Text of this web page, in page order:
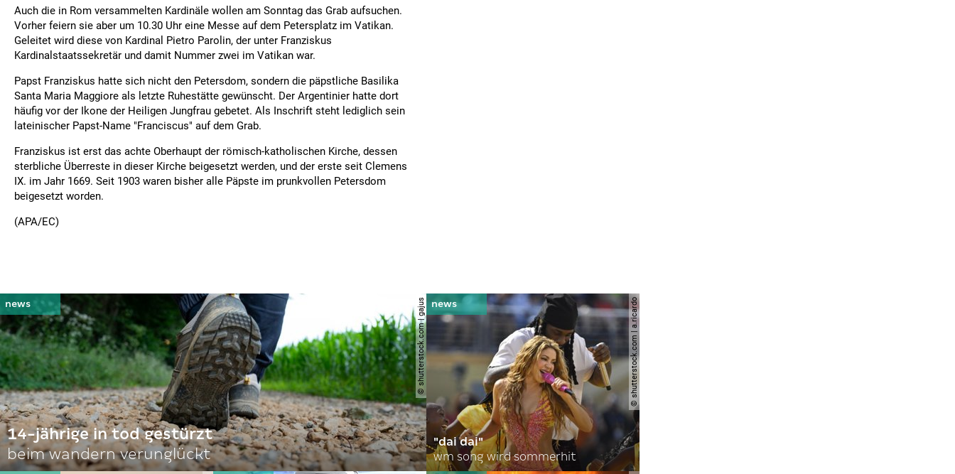
Auch die in Rom versammelten Kardinäle wollen am Sonntag das Grab aufsuchen.
Vorher feiern sie aber um 10.30 Uhr eine Messe auf dem Petersplatz im Vatikan.
Geleitet wird diese von Kardinal Pietro Parolin, der unter Franziskus
Kardinalstaatssekretär und damit Nummer zwei im Vatikan war.
Papst Franziskus hatte sich nicht den Petersdom, sondern die päpstliche Basilika
Santa Maria Maggiore als letzte Ruhestätte gewünscht. Der Argentinier hatte dort
häufig vor der Ikone der Heiligen Jungfrau gebetet. Als Inschrift steht lediglich sein
lateinischer Papst-Name "Franciscus" auf dem Grab.
Franziskus ist erst das achte Oberhaupt der römisch-katholischen Kirche, dessen
sterbliche Überreste in dieser Kirche beigesetzt werden, und der erste seit Clemens
IX. im Jahr 1669. Seit 1903 waren bisher alle Päpste im prunkvollen Petersdom
beigesetzt worden.
(APA/EC)
© shutterstock.com | gajus
14-jährige in tod gestürzt
beim wandern verunglückt
© shutterstock.com | a.ricardo
"dai dai"
wm song wird sommerhit